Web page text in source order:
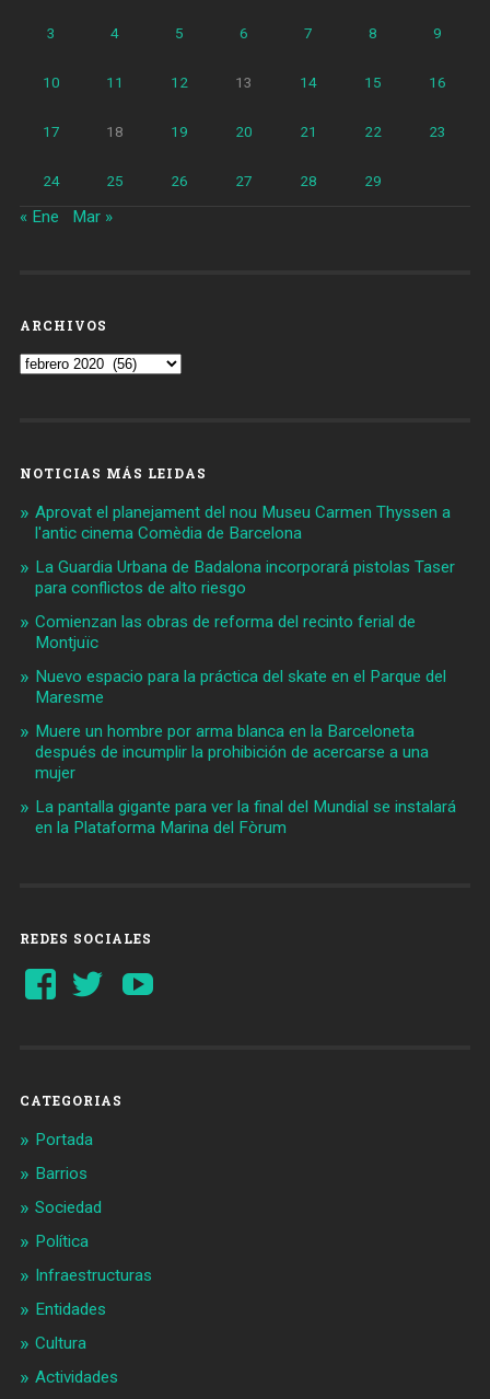
3 4 5 6 7 8 9
10 11 12 13 14 15 16
17 18 19 20 21 22 23
24 25 26 27 28 29
« Ene Mar »
ARCHIVOS
Archivos
NOTICIAS MÁS LEIDAS
Aprovat el planejament del nou Museu Carmen Thyssen a
l'antic cinema Comèdia de Barcelona
La Guardia Urbana de Badalona incorporará pistolas Taser
para conflictos de alto riesgo
Comienzan las obras de reforma del recinto ferial de
Montjuïc
Nuevo espacio para la práctica del skate en el Parque del
Maresme
Muere un hombre por arma blanca en la Barceloneta
después de incumplir la prohibición de acercarse a una
mujer
La pantalla gigante para ver la final del Mundial se instalará
en la Plataforma Marina del Fòrum
REDES SOCIALES
Ver
perfil
Ver
perfil
CATEGORIAS
Portada
Barrios
Sociedad
Política
Infraestructuras
Entidades
Cultura
Actividades